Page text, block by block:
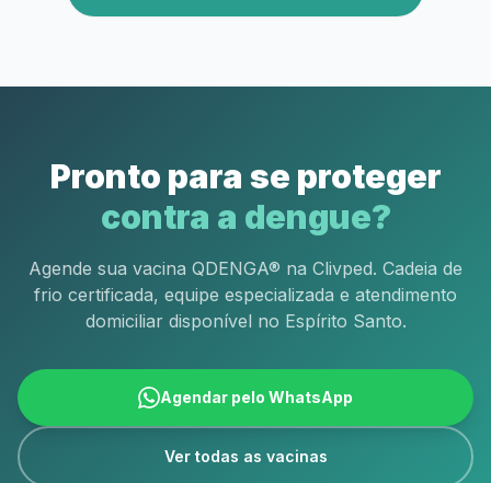
Pronto para se proteger
contra a dengue?
Agende sua vacina QDENGA® na Clivped. Cadeia de
frio certificada, equipe especializada e atendimento
domiciliar disponível no Espírito Santo.
Agendar pelo WhatsApp
Ver todas as vacinas